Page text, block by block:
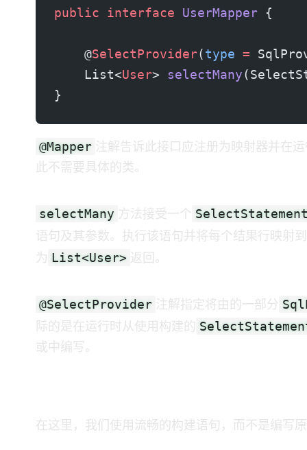
public interface UserMapper {
    @
SelectProvider(type =
    List<
User> selectMany
}
@Mapper 注解告诉 MyBatis 此接口应注册为映射器并在
此不需要具体的类。
selectMany 方法接受一个
语句及其参数。MyBatis 执行该语句并将每个结果行映射到
为 List<User> 返回。
@SelectProvider 注解指定 SQL 将由 MyBatis Dynamic SQL 的一部分
际的 SQL 是在运行时从使用 DSL 构建的
或 XML 中编写 SQL。
在这里，我们使用流畅的 Dynamic SQL DSL 构建 SQL 语句，而不是编写